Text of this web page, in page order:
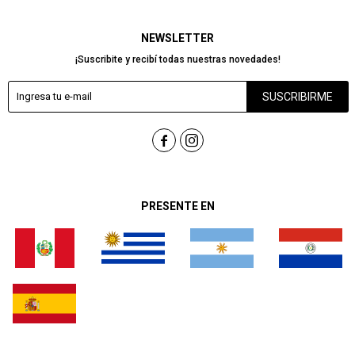
PRESENTE EN
NEWSLETTER
¡Suscribite y recibí todas nuestras novedades!
SUSCRIBIRME
 